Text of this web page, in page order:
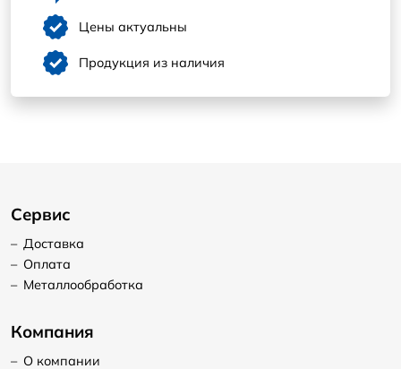
Цены актуальны
Продукция из наличия
Сервис
– Доставка
– Оплата
– Металлообработка
Компания
– О компании